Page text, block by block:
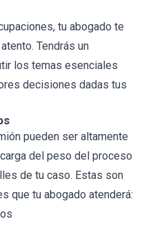
tu abogado te
Tendrás un
los temas esenciales
decisiones dadas tus
pueden ser altamente
del peso del proceso
de tu caso. Estas son
que tu abogado atenderá: